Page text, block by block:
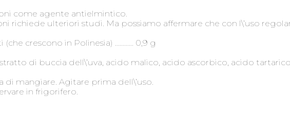
come agente antielmintico.
richiede ulteriori studi. Ma possiamo affermare che con l\’uso
crescono in Polinesia) ………… 0,9 g
di buccia dell\’uva, acido malico, acido ascorbico, acido
mangiare. Agitare prima dell\’uso.
in frigorifero.